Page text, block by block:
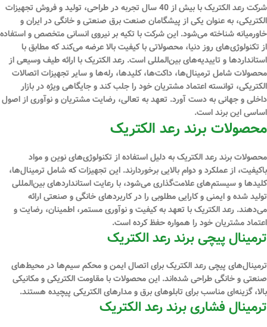
شرکت رعد الکتریک با بیش از 40 سال تجربه در طراحی، تولید و فروش تجهیزات
الکتریکی، به عنوان یکی از پیشگامان صنعت برق صنعتی و خانگی در ایران و
خاورمیانه شناخته می‌شود. این شرکت با تکیه بر نیروی انسانی متخصص و استفاده
از تکنولوژی‌های روز دنیا، محصولاتی با کیفیت بالا عرضه می‌کند که مطابق با
استانداردها و تاییدیه‌های بین‌المللی است. رعد الکتریک با ارائه طیف وسیعی از
محصولات شامل ترمینال‌ها، داکت‌ها، کلیدها، رله‌ها و سایر تجهیزات اتصالات
الکتریکی، توانسته اعتماد مشتریان خود را جلب کند و جایگاهی ویژه در بازار
داخلی و جهانی به دست آورد. تعهد به تعالی، رضایت مشتریان و نوآوری از اصول
اساسی این برند است.
محصولات برند رعد الکتریک
محصولات برند رعد الکتریک به دلیل استفاده از تکنولوژی‌های نوین و مواد
باکیفیت، از عملکرد و دوام بالایی برخوردارند. این تجهیزات که شامل ترمینال‌ها،
کلیدها و سیستم‌های علامت‌گذاری می‌شود، با رعایت استانداردهای بین‌المللی
تولید شده و ایمنی و کارایی مطلوبی را در کاربردهای خانگی و صنعتی ارائه
می‌دهند. رعد الکتریک با تعهد به کیفیت و نوآوری مستمر، اطمینان، رضایت و
اعتماد مشتریان خود را همواره حفظ کرده است.
ترمینال پیچی برند رعد الکتریک
ترمینال‌های پیچی رعد الکتریک برای اتصال ایمن و محکم سیم‌ها در محیط‌های
صنعتی و خانگی طراحی شده‌اند. این محصولات با مقاومت الکتریکی و مکانیکی
بالا، گزینه‌ای مناسب برای تابلوهای برق و مدارهای الکتریکی پیچیده هستند.
ترمینال فشاری برند رعد الکتریک